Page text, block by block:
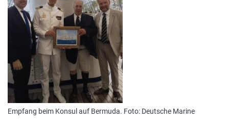
Empfang beim Konsul auf Bermuda. Foto: Deutsche Marine